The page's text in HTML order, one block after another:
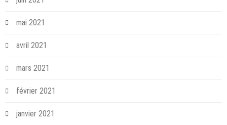
mai 2021
avril 2021
mars 2021
février 2021
janvier 2021